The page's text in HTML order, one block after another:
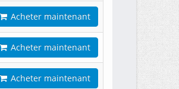
Acheter maintenant
Acheter maintenant
Acheter maintenant